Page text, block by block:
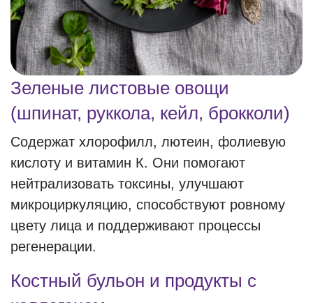
Зеленые листовые овощи
(шпинат, руккола, кейл, брокколи)
Содержат хлорофилл, лютеин, фолиевую
кислоту и витамин К. Они помогают
нейтрализовать токсины, улучшают
микроциркуляцию, способствуют ровному
цвету лица и поддерживают процессы
регенерации.
Костный бульон и продукты с